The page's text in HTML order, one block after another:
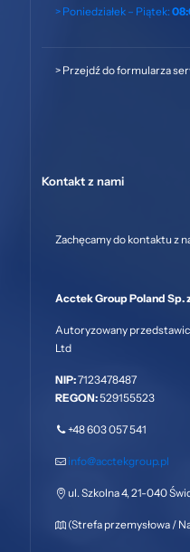
> Poniedziałek – Piątek:
> Przejdź do formularza
Kontakt z nami
Zachęcamy do kontaktu z
Acctek Group Poland Sp.
Autoryzowany
Ltd
NIP:7123478487
REGON:529155523
+48 603 057 541
info@acctekgroup.pl
ul. Szkolna 4, 21-040
(Strefa przemysłowa /